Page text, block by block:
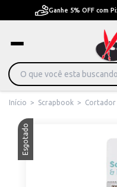
Pague em Até
Início > Scrapbook > Cortador
Esgotado